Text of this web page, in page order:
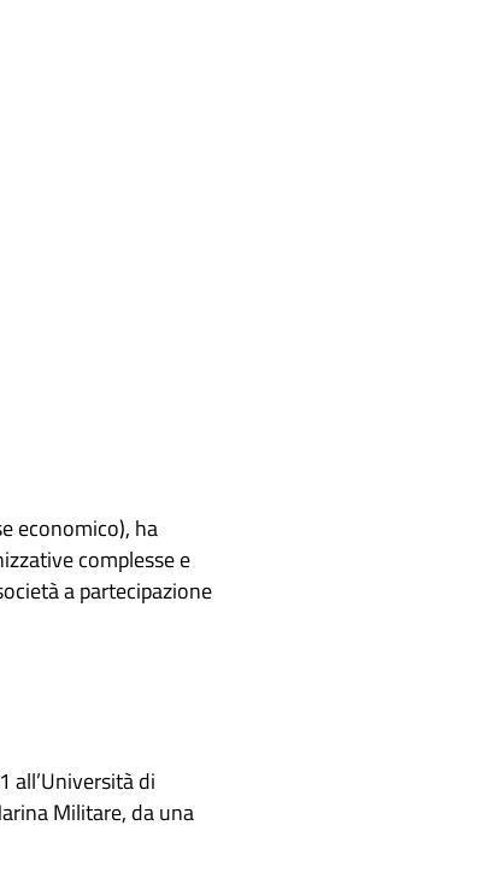
economico), ha
complesse e
a partecipazione
all’Università di
Militare, da una